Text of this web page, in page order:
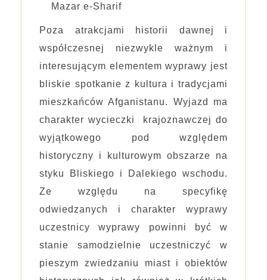
Mazar e-Sharif
Poza atrakcjami historii dawnej i
współczesnej niezwykle ważnym i
interesującym elementem wyprawy jest
bliskie spotkanie z kultura i tradycjami
mieszkańców Afganistanu. Wyjazd ma
charakter wycieczki krajoznawczej do
wyjątkowego pod względem
historyczny i kulturowym obszarze na
styku Bliskiego i Dalekiego wschodu.
Ze względu na specyfikę
odwiedzanych i charakter wyprawy
uczestnicy wyprawy powinni być w
stanie samodzielnie uczestniczyć w
pieszym zwiedzaniu miast i obiektów